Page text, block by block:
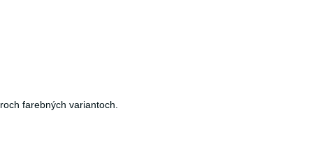
farebných variantoch.